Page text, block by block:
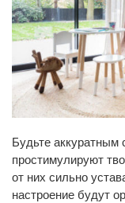
Будьте аккуратным
простимулируют
от них сильно
настроение будут